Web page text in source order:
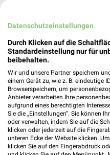
Drogerie &
Denkendorf und
7 Prospekte
Müller
Datenschutzeinstellungen
Durch Klicken auf die
Standardeinstellung nur für
beibehalten.
Wir und unsere Partner speichern
einem Gerät zu, wie z. B. eindeutige
Browserspeichern, um
Anbieter verarbeiten Ihre
aufgrund eines berechtigten
Sie die „Einstellungen“. Sie können
oder verwalten, indem Sie auf die
klicken oder jederzeit auf die
unteren Ecke der Website klicken.
klicken Sie auf den Fingerabdruck